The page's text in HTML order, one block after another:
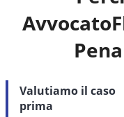
Valutiamo il caso
prima